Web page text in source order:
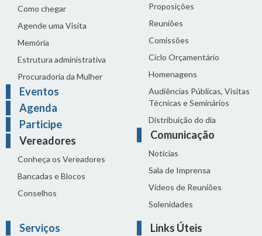
Como chegar
Agende uma Visita
Memória
Estrutura administrativa
Procuradoria da Mulher
Eventos
Agenda
Participe
Vereadores
Conheça os Vereadores
Bancadas e Blocos
Conselhos
Proposições
Reuniões
Comissões
Ciclo Orçamentário
Homenagens
Audiências Públicas, Visitas
Técnicas e Seminários
Distribuição do dia
Comunicação
Notícias
Sala de Imprensa
Vídeos de Reuniões
Solenidades
Serviços Links Úteis